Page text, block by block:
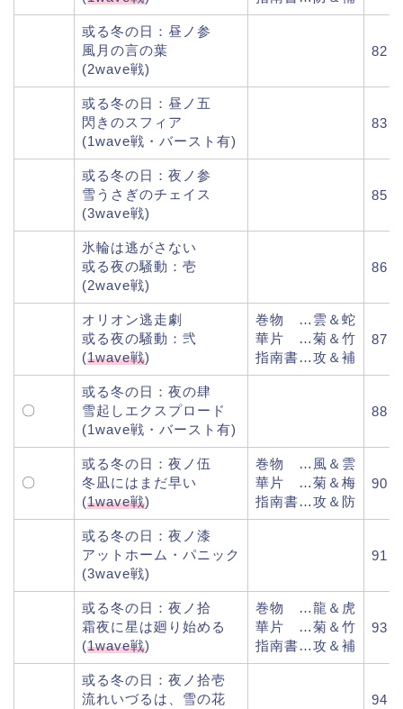
或る冬の日：昼ノ参
風月の言の葉
(2wave戦)
82
或る冬の日：昼ノ五
閃きのスフィア
(1wave戦・バースト有)
83
或る冬の日：夜ノ参
雪うさぎのチェイス
(3wave戦)
85
氷輪は逃がさない
或る夜の騒動：壱
(2wave戦)
86
オリオン逃走劇
或る夜の騒動：弐
(1wave戦)
巻物 …雲＆蛇
華片 …菊＆竹
指南書…攻＆補
87
〇
或る冬の日：夜の肆
雪起しエクスプロード
(1wave戦・バースト有)
88
〇
或る冬の日：夜ノ伍
冬凪にはまだ早い
(1wave戦)
巻物 …風＆雲
華片 …菊＆梅
指南書…攻＆防
90
或る冬の日：夜ノ漆
アットホーム・パニック
(3wave戦)
91
或る冬の日：夜ノ拾
霜夜に星は廻り始める
(1wave戦)
巻物 …龍＆虎
華片 …菊＆竹
指南書…攻＆補
93
或る冬の日：夜ノ拾壱
流れいづるは、雪の花
94